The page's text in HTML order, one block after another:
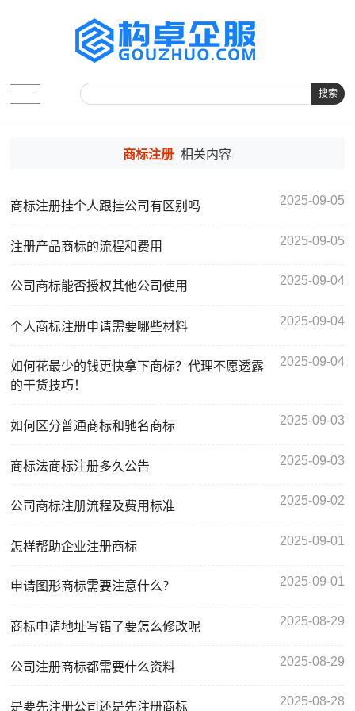
搜索
商标注册 相关内容
商标注册挂个人跟挂公司有区别吗 2025-09-05
注册产品商标的流程和费用 2025-09-05
公司商标能否授权其他公司使用 2025-09-04
个人商标注册申请需要哪些材料 2025-09-04
如何花最少的钱更快拿下商标？代理不愿透露
的干货技巧！
2025-09-04
如何区分普通商标和驰名商标 2025-09-03
商标法商标注册多久公告 2025-09-03
公司商标注册流程及费用标准 2025-09-02
怎样帮助企业注册商标 2025-09-01
申请图形商标需要注意什么？ 2025-09-01
商标申请地址写错了要怎么修改呢 2025-08-29
公司注册商标都需要什么资料 2025-08-29
是要先注册公司还是先注册商标 2025-08-28